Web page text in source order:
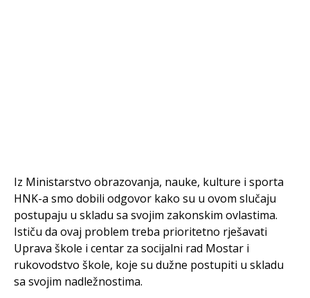
Iz Ministarstvo obrazovanja, nauke, kulture i sporta
HNK-a smo dobili odgovor kako su u ovom slučaju
postupaju u skladu sa svojim zakonskim ovlastima.
Ističu da ovaj problem treba prioritetno rješavati
Uprava škole i centar za socijalni rad Mostar i
rukovodstvo škole, koje su dužne postupiti u skladu
sa svojim nadležnostima.